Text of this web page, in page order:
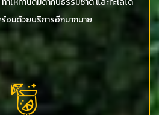
อมด้วยบริการอีกมากมาย